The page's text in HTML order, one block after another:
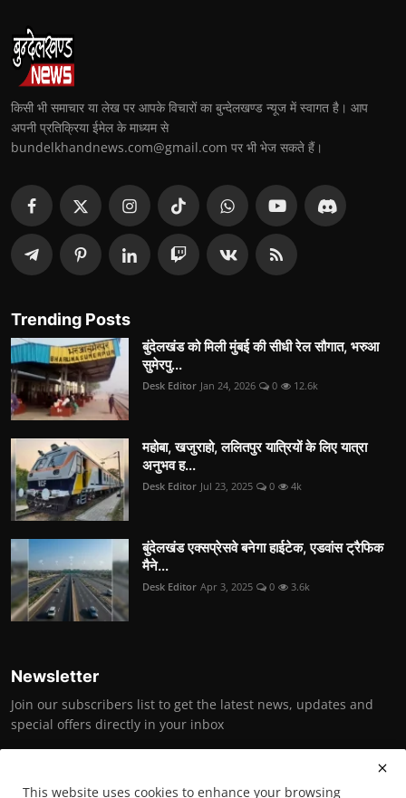
किसी भी समाचार या लेख पर आपके विचारों का बुन्देलखण्ड न्यूज में स्वागत है। आप
अपनी प्रतिक्रिया ईमेल के माध्यम से
bundelkhandnews.com@gmail.com पर भी भेज सकते हैं।
Trending Posts
बुंदेलखंड को मिली मुंबई की सीधी रेल सौगात, भरुआ
सुमेरपु...
Desk Editor Jan 24, 2026 0 12.6k
महोबा, खजुराहो, ललितपुर यात्रियों के लिए यात्रा
अनुभव ह...
Desk Editor Jul 23, 2025 0 4k
बुंदेलखंड एक्सप्रेसवे बनेगा हाईटेक, एडवांस ट्रैफिक
मैने...
Desk Editor Apr 3, 2025 0 3.6k
Newsletter
Join our subscribers list to get the latest news, updates and
special offers directly in your inbox
Subscribe
This website uses cookies to enhance your browsing